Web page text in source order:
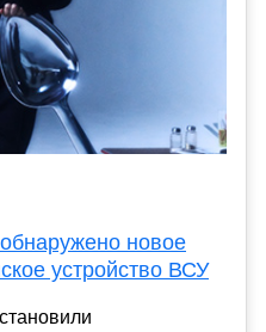
новое
устройство ВСУ